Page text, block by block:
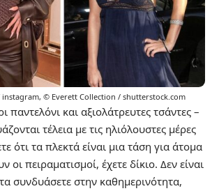
, © Everett Collection / shutterstock.com
παντελόνι και αξιολάτρευτες τσάντες –
τέλεια με τις ηλιόλουστες μέρες
ότι τα πλεκτά είναι μια τάση για άτομα
οι πειραματισμοί, έχετε δίκιο. Δεν είναι
συνδυάσετε στην καθημερινότητα,